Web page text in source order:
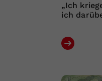
„Ich
ich